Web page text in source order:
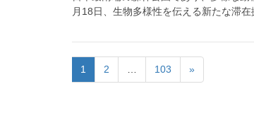
月18日、生物多様性を伝える新たな滞
1 2 103 »